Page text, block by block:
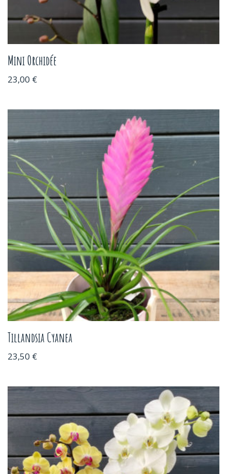
Mini Orchidée
23,00 €
Tillandsia Cyanea
23,50 €